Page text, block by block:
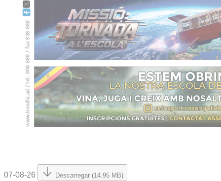
07-08-26 Descarregar (14.95 MB)